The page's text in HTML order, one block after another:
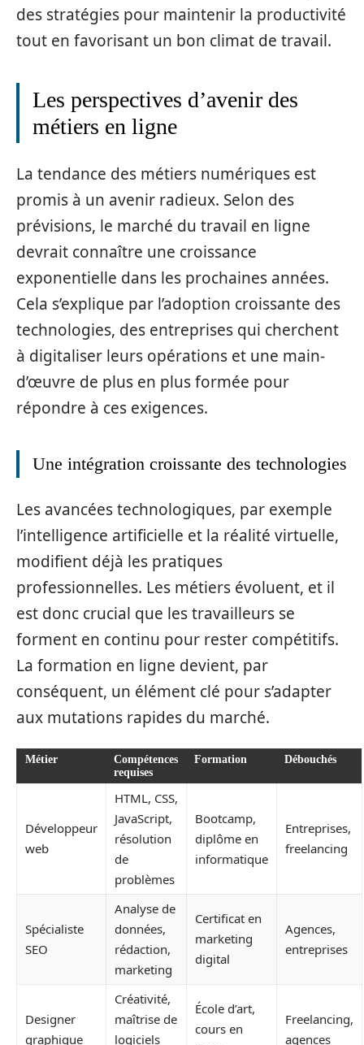
des stratégies pour maintenir la productivité
tout en favorisant un bon climat de travail.
Les perspectives d’avenir des
métiers en ligne
La tendance des métiers numériques est
promis à un avenir radieux. Selon des
prévisions, le marché du travail en ligne
devrait connaître une croissance
exponentielle dans les prochaines années.
Cela s’explique par l’adoption croissante des
technologies, des entreprises qui cherchent
à digitaliser leurs opérations et une main-
d’œuvre de plus en plus formée pour
répondre à ces exigences.
Une intégration croissante des technologies
Les avancées technologiques, par exemple
l’intelligence artificielle et la réalité virtuelle,
modifient déjà les pratiques
professionnelles. Les métiers évoluent, et il
est donc crucial que les travailleurs se
forment en continu pour rester compétitifs.
La formation en ligne devient, par
conséquent, un élément clé pour s’adapter
aux mutations rapides du marché.
Métier
Compétences
requises
Formation Débouchés
Développeur
web
HTML, CSS,
JavaScript,
résolution
de
problèmes
Bootcamp,
diplôme en
informatique
Entreprises,
freelancing
Spécialiste
SEO
Analyse de
données,
rédaction,
marketing
Certificat en
marketing
digital
Agences,
entreprises
Designer
graphique
Créativité,
maîtrise de
logiciels
École d’art,
cours en
Freelancing,
agences